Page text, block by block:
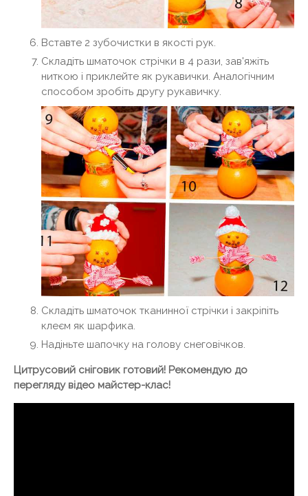
Вставте 2 зубочистки в якості рук.
Складіть шматочок стрічки в 4 рази, зав'яжіть
ниткою і приклейте як рукавички. Аналогічним
способом зробіть другу рукавичку.
Складіть шматочок тканинної стрічки і закріпіть
клеєм як шарфика.
Надіньте шапочку на голову снеговічков.
Цитрусовий сніговик готовий! Рекомендую до
перегляду відео майстер-клас!